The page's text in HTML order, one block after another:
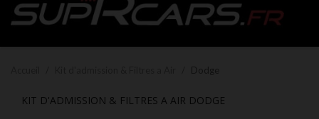
KIT D'ADMISSION & FILTRES A AIR DODGE